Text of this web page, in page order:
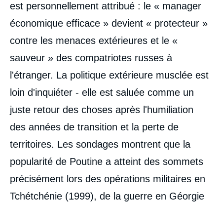
est personnellement attribué : le « manager
économique efficace » devient « protecteur »
contre les menaces extérieures et le «
sauveur » des compatriotes russes à
l'étranger. La politique extérieure musclée est
loin d'inquiéter - elle est saluée comme un
juste retour des choses après l'humiliation
des années de transition et la perte de
territoires. Les sondages montrent que la
popularité de Poutine a atteint des sommets
précisément lors des opérations militaires en
Tchétchénie (1999), de la guerre en Géorgie